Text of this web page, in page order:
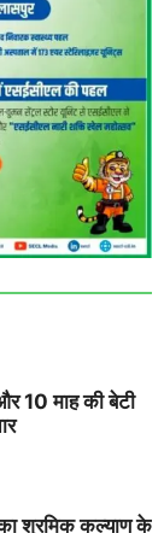
10 माह की बेटी
श्रमिक कल्याण के